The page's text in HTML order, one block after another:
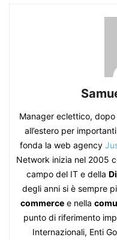
Manager eclettico,
all’estero per
fonda la web agency
Network inizia nel 2005
campo del IT e della
degli anni si è sempre
commercee nella
punto di riferimento
Internazionali, Enti